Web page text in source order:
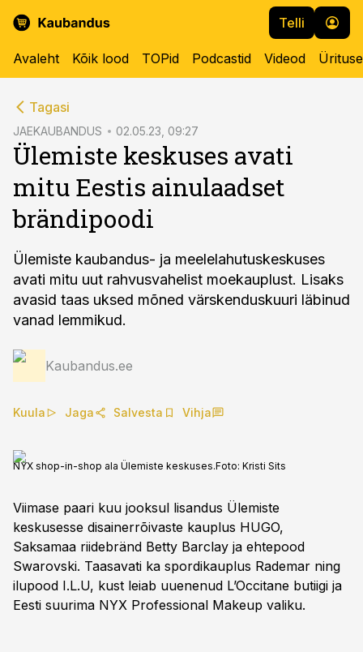
Telli
Avaleht Kõik lood TOPid Podcastid Videod
Tagasi
JAEKAUBANDUS 02.05.23, 09:27
Ülemiste keskuses avati
mitu Eestis ainulaadset
brändipoodi
Ülemiste kaubandus- ja meelelahutuskeskuses
avati mitu uut rahvusvahelist moekauplust. Lisaks
avasid taas uksed mõned värskenduskuuri läbinud
vanad lemmikud.
Kaubandus.ee
Kuula Jaga Salvesta Vihja
NYX shop-in-shop ala Ülemiste keskuses.Foto: Kristi Sits
Viimase paari kuu jooksul lisandus Ülemiste
keskusesse disainerrõivaste kauplus HUGO,
Saksamaa riidebränd Betty Barclay ja ehtepood
Swarovski. Taasavati ka spordikauplus Rademar ning
ilupood I.L.U, kust leiab uuenenud L’Occitane butiigi ja
Eesti suurima NYX Professional Makeup valiku.